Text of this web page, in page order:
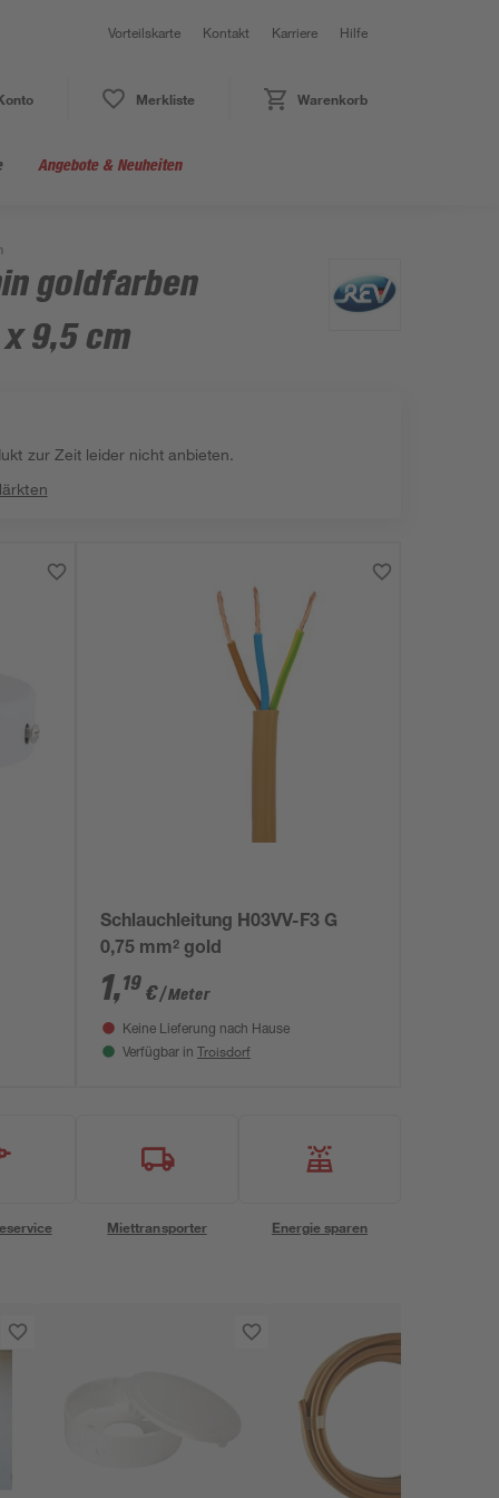
Vorteilskarte Kontakt Karriere Hilfe
Merkliste Warenkorb
Angebote & Neuheiten
goldfarben
9,5 cm
zur Zeit leider nicht anbieten.
Schlauchleitung H03VV-F3 G
0,75 mm² gold
1,19 €/ Meter
Keine Lieferung nach Hause
Verfügbar in Troisdorf
Miettransporter Energie sparen